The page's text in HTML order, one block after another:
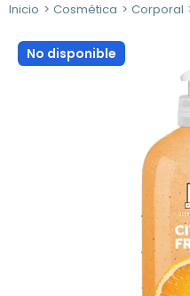
Inicio Cosmética Corporal
No disponible